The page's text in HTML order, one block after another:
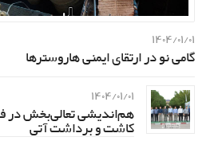
۱۴۰۴/۰۱/۰۱
گامی نو در ارتقای ایمنی هاروسترها
۱۴۰۴/۰۱/۰۱
هم‌اندیشی تعالی‌بخش در
کاشت و برداشت آتی